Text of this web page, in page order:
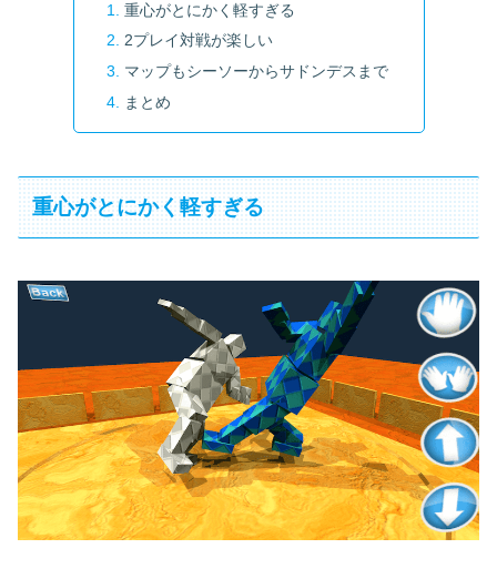
重心がとにかく軽すぎる
2プレイ対戦が楽しい
マップもシーソーからサドンデスまで
まとめ
重心がとにかく軽すぎる